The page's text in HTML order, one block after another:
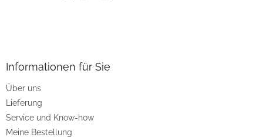
e
Informationen für Sie
Über uns
Lieferung
Service und Know-how
Meine Bestellung